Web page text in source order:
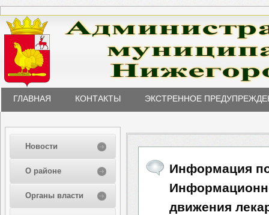
ГЛАВНАЯ КОНТАКТЫ ЭКСТРЕННОЕ
Новости
О районе
Органы власти
Информация
движения